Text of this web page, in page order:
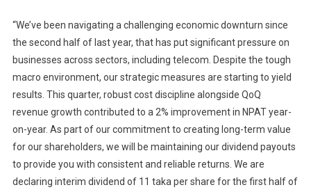
“We’ve been navigating a challenging economic downturn since
the second half of last year, that has put significant pressure on
businesses across sectors, including telecom. Despite the tough
macro environment, our strategic measures are starting to yield
results. This quarter, robust cost discipline alongside QoQ
revenue growth contributed to a 2% improvement in NPAT year-
on-year. As part of our commitment to creating long-term value
for our shareholders, we will be maintaining our dividend payouts
to provide you with consistent and reliable returns. We are
declaring interim dividend of 11 taka per share for the first half of